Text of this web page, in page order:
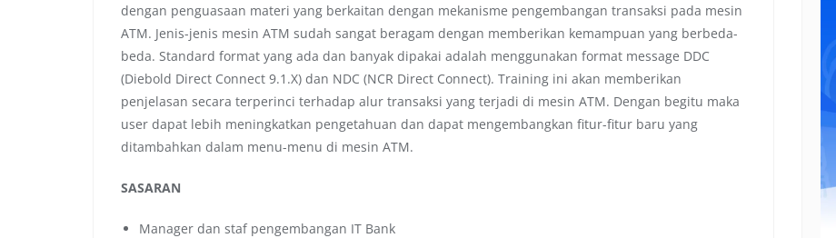
dengan penguasaan materi yang berkaitan dengan mekanisme pengembangan transaksi pada mesin
ATM. Jenis-jenis mesin ATM sudah sangat beragam dengan memberikan kemampuan yang berbeda-
beda. Standard format yang ada dan banyak dipakai adalah menggunakan format message DDC
(Diebold Direct Connect 9.1.X) dan NDC (NCR Direct Connect). Training ini akan memberikan
penjelasan secara terperinci terhadap alur transaksi yang terjadi di mesin ATM. Dengan begitu maka
user dapat lebih meningkatkan pengetahuan dan dapat mengembangkan fitur-fitur baru yang
ditambahkan dalam menu-menu di mesin ATM.
SASARAN
Manager dan staf pengembangan IT Bank